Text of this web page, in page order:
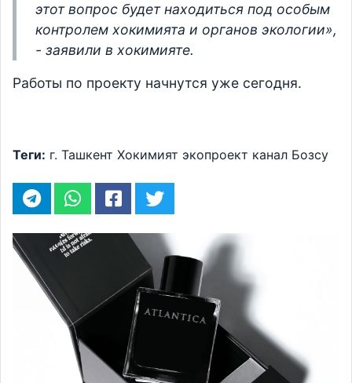
этот вопрос будет находиться под особым
контролем хокимията и органов экологии»,
- заявили в хокимияте.
Работы по проекту начнутся уже сегодня.
Теги: г. Ташкент Хокимият экопроект канал Бозсу